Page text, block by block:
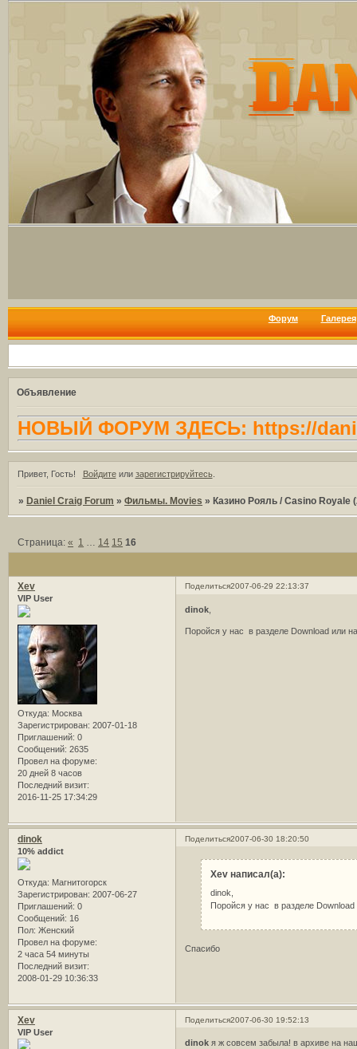
Форум Галерея
Объявление
НОВЫЙ ФОРУМ ЗДЕСЬ: https://
Привет, Гость! Войдитеили зарегистрируйтесь.
»Daniel Craig Forum »Фильмы. Movies »Казино Рояль / Casino Royale
Страница:« 1 … 14 15 16
Поделиться2007-06-29 22:13:37
Xev
VIP User
Откуда: Москва
Зарегистрирован: 2007-01-18
Приглашений: 0
Сообщений: 2635
Провел на форуме:
20 дней 8 часов
Последний визит:
2016-11-25 17:34:29
dinok
Поройся у нас в разделе Download или
Поделиться2007-06-30 18:20:50
dinok
10% addict
Откуда: Магнитогорск
Зарегистрирован: 2007-06-27
Приглашений: 0
Сообщений: 16
Пол: Женский
Провел на форуме:
2 часа 54 минуты
Последний визит:
2008-01-29 10:36:33
Xev написал(а):
dinok,
Поройся у нас в разделе
Спасибо
Поделиться2007-06-30 19:52:13
Xev
VIP User
dinok я ж совсем забыла! в архиве на